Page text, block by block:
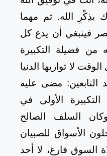
بذِكْرِ الله. ثم مهما
فينبغي أن يدع كل
من فضيلة التكبيرة
لا توازيها الدنيا
التابعين: مضى عليه
الأولى في
السلف الصالح
الأسواق للصبيان
السوق فارغ، لا أحد